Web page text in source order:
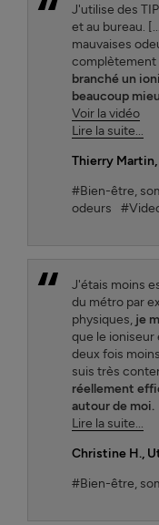
J'utilise des
et au bureau.
mauvaises
complètement
branché un
beaucoup
Voir la vidéo
Lire la suite...
Thierry Martin
#Bien-être,
odeurs
J'étais moins
du métro par
physiques, je
que le ioniseur
deux fois
suis très
réellement
autour de moi.
Lire la suite...
Christine H.,
#Bien-être,